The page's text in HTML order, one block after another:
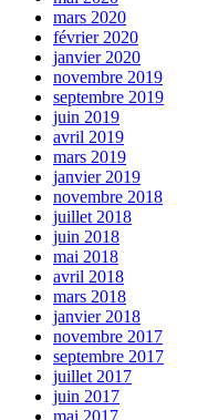
mars 2020
février 2020
janvier 2020
novembre 2019
septembre 2019
juin 2019
avril 2019
mars 2019
janvier 2019
novembre 2018
juillet 2018
juin 2018
mai 2018
avril 2018
mars 2018
janvier 2018
novembre 2017
septembre 2017
juillet 2017
juin 2017
mai 2017